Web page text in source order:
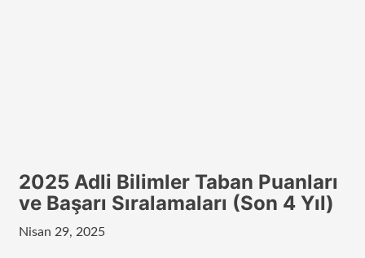
2025 Adli Bilimler Taban Puanları
ve Başarı Sıralamaları (Son 4 Yıl)
Nisan 29, 2025